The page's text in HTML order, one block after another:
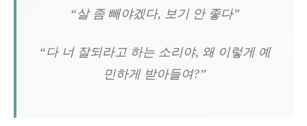
“살 좀 빼야겠다, 보기 안 좋다”
“다 너 잘되라고 하는 소리야, 왜 이렇게 예
민하게 받아들여?”